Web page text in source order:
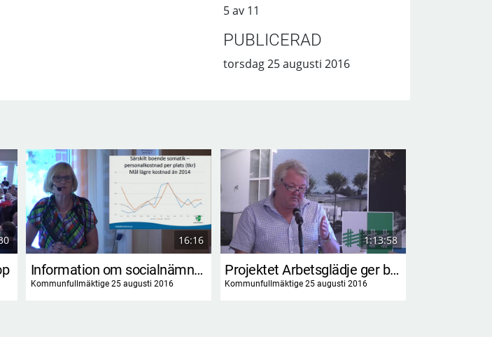
5 av 11
PUBLICERAD
torsdag 25 augusti 2016
16:16
Information om socialnämndens handlingsplan
Kommunfullmäktige 25 augusti 2016
1:13:58
Projektet Arbetsglädje ger bra arbetsmiljö
Kommunfullmäktige 25 augusti 2016